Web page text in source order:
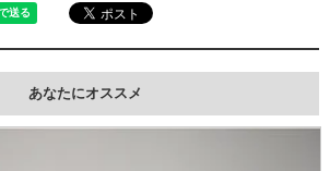
あなたにオススメ